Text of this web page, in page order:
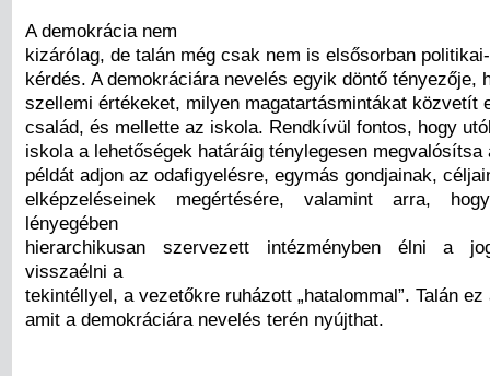
A demokrácia nem
kizárólag, de talán még csak nem is elsősorban
kérdés. A demokráciára nevelés egyik döntő tényezője,
szellemi értékeket, milyen magatartásmintákat közvetít
család, és mellette az iskola. Rendkívül fontos, hogy
iskola a lehetőségek határáig ténylegesen megvalósítsa
példát adjon az odafigyelésre, egymás gondjainak,
elképzeléseinek megértésére, valamint arra,
lényegében
hierarchikusan szervezett intézményben élni a
visszaélni a
tekintéllyel, a vezetőkre ruházott „hatalommal”. Talán ez
amit a demokráciára nevelés terén nyújthat.